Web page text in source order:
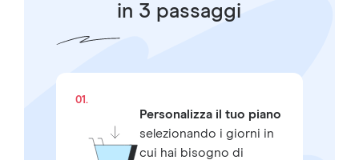
in 3 passaggi
01.
Personalizza il tuo piano
selezionando i giorni in
cui hai bisogno di